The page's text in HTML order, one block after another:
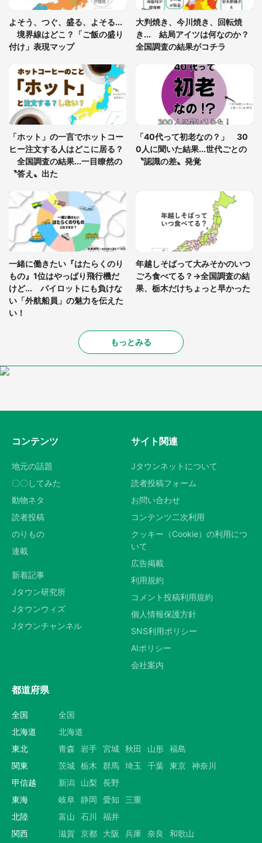
グっちゃってた〝野生の野菜〟に6.5万人戦慄
「○○がない街に住んでいます」住人の呟きに30万
人驚がく 何が存在しないか、あなたはわかる？
「修学旅行に途中参加する娘を送って行ったら、真
っ暗な道で遭難状態。なんとか見つけた民家に助け
を求めると、住人の男性が...」
よそう、つぐ、盛る、よそる...
境界線はどこ？「ご飯の盛り
付け」表現マップ
大判焼き、今川焼き、回転焼
き... 結局アイツは何なのか？
全国調査の結果がコチラ
「ホット」の一言でホットコー
ヒー注文する人はどこに居る？
全国調査の結果...一目瞭然の
〝答え〟出た
「40代って初老なの？」 30
0人に聞いた結果...世代ごとの
〝認識の差〟発覚
一緒に働きたい『はたらくのり
もの』1位はやっぱり飛行機だ
けど... パイロットにも負けな
い「外航船員」の魅力を伝えた
い！
年越しそばって大みそかのいつ
ごろ食べてる？→全国調査の結
果、栃木だけちょっと早かった
もっとみる
コンテンツ
地元の話題
〇〇してみた
動物ネタ
読者投稿
のりもの
連載
新着記事
Jタウン研究所
Jタウンウィズ
Jタウンチャンネル
サイト関連
Jタウンネットについて
読者投稿フォーム
お問い合わせ
コンテンツ二次利用
クッキー（Cookie）の利用につ
いて
広告掲載
利用規約
コメント投稿利用規約
個人情報保護方針
SNS利用ポリシー
AIポリシー
会社案内
都道府県
全国
全国
北海道
北海道
東北
青森 岩手 宮城 秋田 山形 福島
関東
茨城 栃木 群馬 埼玉 千葉 東京 神奈川
甲信越
新潟 山梨
長野
東海
岐阜 静岡 愛知
三重
北陸
富山 石川
福井
関西
滋賀 京都 大阪 兵庫 奈良 和歌山